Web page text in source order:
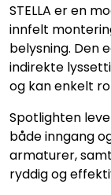
STELLA er en
innfelt
belysning. Den
indirekte
og kan enkelt
Spotlighten
både inngang
armaturer,
ryddig og